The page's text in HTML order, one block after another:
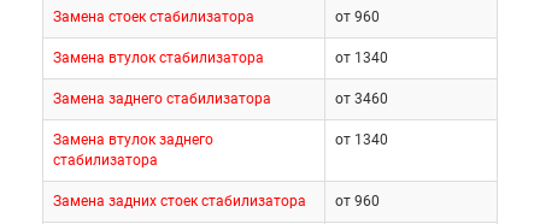
Замена стоек стабилизатора от 960
Замена втулок стабилизатора от 1340
Замена заднего стабилизатора от 3460
Замена втулок заднего
стабилизатора
от 1340
Замена задних стоек стабилизатора от 960